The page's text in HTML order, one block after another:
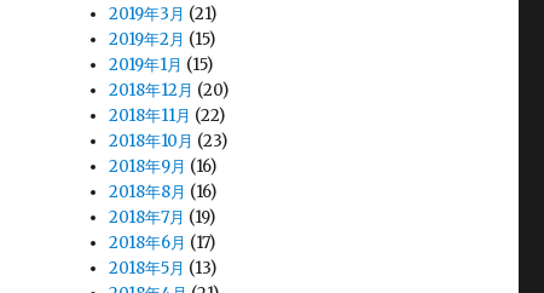
2019年3月 (21)
2019年2月 (15)
2019年1月 (15)
2018年12月 (20)
2018年11月 (22)
2018年10月 (23)
2018年9月 (16)
2018年8月 (16)
2018年7月 (19)
2018年6月 (17)
2018年5月 (13)